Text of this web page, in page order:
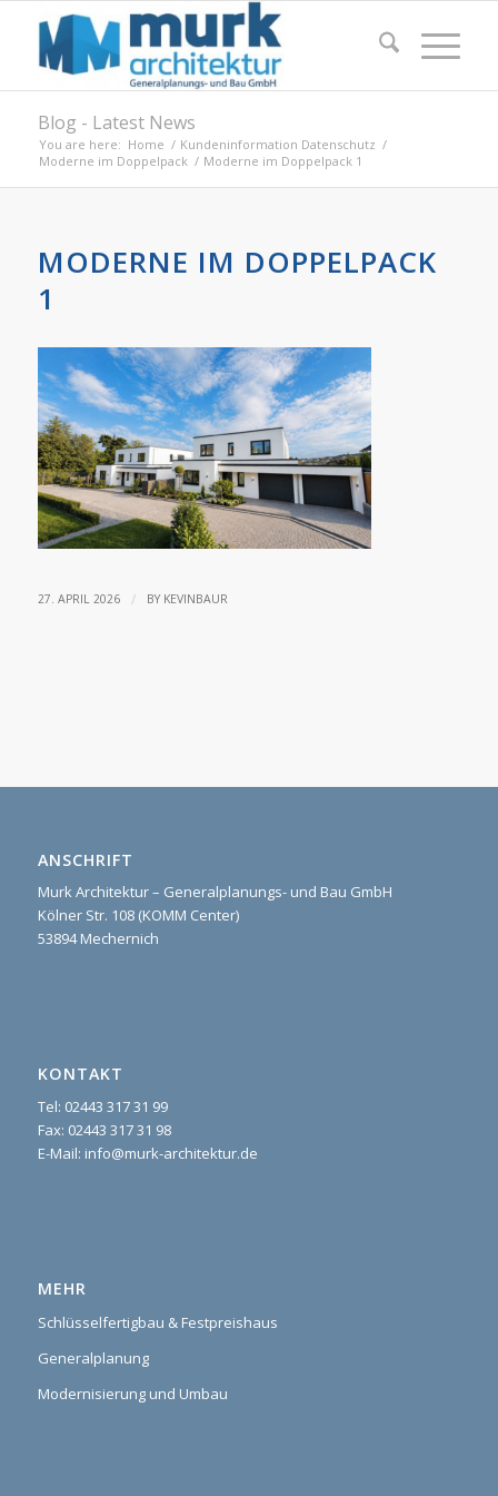
Blog - Latest News
You are here: Home / Kundeninformation Datenschutz /
Moderne im Doppelpack / Moderne im Doppelpack 1
MODERNE IM DOPPELPACK
1
27. APRIL 2026 / BY KEVINBAUR
ANSCHRIFT
Murk Architektur – Generalplanungs- und Bau GmbH
Kölner Str. 108 (KOMM Center)
53894 Mechernich
KONTAKT
Tel: 02443 317 31 99
Fax: 02443 317 31 98
E-Mail: info@murk-architektur.de
MEHR
Schlüsselfertigbau & Festpreishaus
Generalplanung
Modernisierung und Umbau